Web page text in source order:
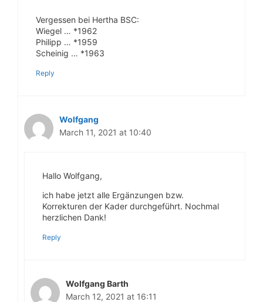
Vergessen bei Hertha BSC:
Wiegel … *1962
Philipp … *1959
Scheinig … *1963
Reply
Wolfgang
March 11, 2021 at 10:40
Hallo Wolfgang,
ich habe jetzt alle Ergänzungen bzw.
Korrekturen der Kader durchgeführt. Nochmal
herzlichen Dank!
Reply
Wolfgang Barth
March 12, 2021 at 16:11